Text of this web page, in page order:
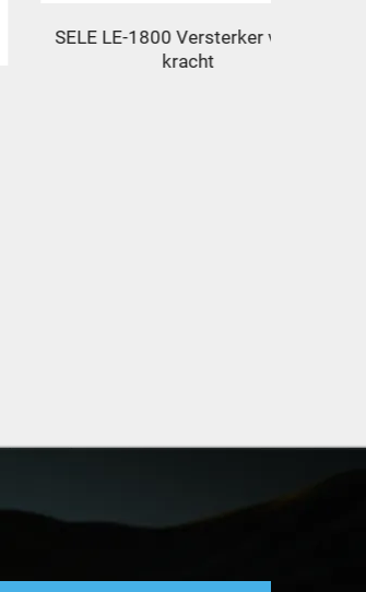
SELE LE-1800 Versterker van de